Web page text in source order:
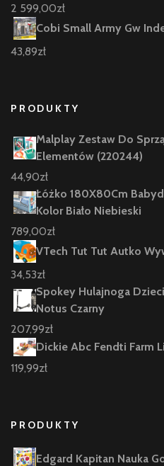
2 599,00zł
Cobi Small Army Gw
43,89zł
PRODUKTY
Malplay Zestaw Do
Elementów (220244)
44,90zł
Łóżko 180X80Cm
Kolor Biało Niebieski
789,00zł
VTech Tut Tut Autko
34,53zł
Spokey Hulajnoga
Notus Czarny
207,99zł
Dickie Abc Fendti Farm
119,99zł
PRODUKTY
Edgard Kapitan Nauka